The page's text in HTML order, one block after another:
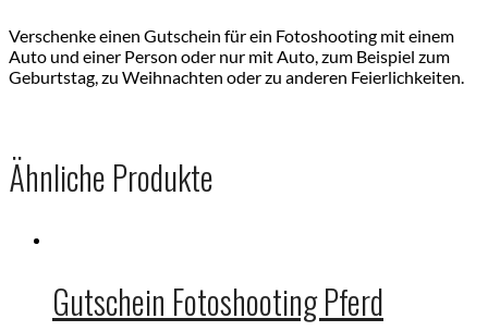
Verschenke einen Gutschein für ein Fotoshooting mit einem
Auto und einer Person oder nur mit Auto, zum Beispiel zum
Geburtstag, zu Weihnachten oder zu anderen Feierlichkeiten.
Ähnliche Produkte
Gutschein Fotoshooting Pferd